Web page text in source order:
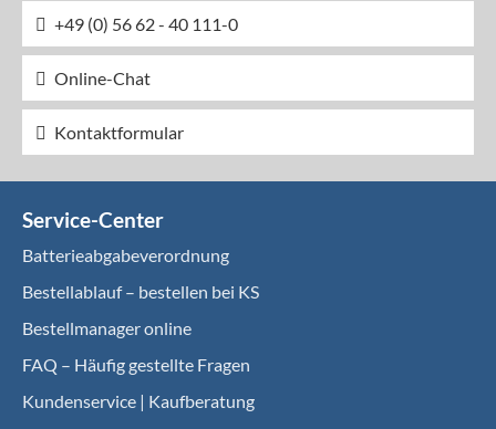
+49 (0) 56 62 - 40 111-0
Online-Chat
Kontaktformular
Service-Center
Batterieabgabeverordnung
Bestellablauf – bestellen bei KS
Bestellmanager online
FAQ – Häufig gestellte Fragen
Kundenservice | Kaufberatung